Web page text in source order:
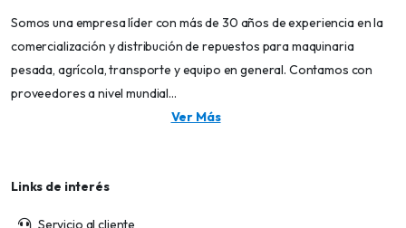
Somos una empresa líder con más de 30 años de experiencia en la
comercialización y distribución de repuestos para maquinaria
pesada, agrícola, transporte y equipo en general. Contamos con
proveedores a nivel mundial...
Ver Más
Links de interés
Servicio al cliente